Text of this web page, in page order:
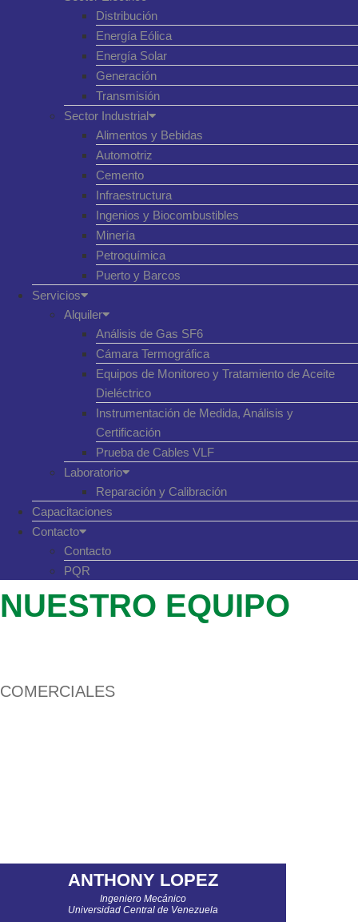
Distribución
Energía Eólica
Energía Solar
Generación
Transmisión
Sector Industrial
Alimentos y Bebidas
Automotriz
Cemento
Infraestructura
Ingenios y Biocombustibles
Minería
Petroquímica
Puerto y Barcos
Servicios
Alquiler
Análisis de Gas SF6
Cámara Termográfica
Equipos de Monitoreo y Tratamiento de Aceite
Dieléctrico
Instrumentación de Medida, Análisis y
Certificación
Prueba de Cables VLF
Laboratorio
Reparación y Calibración
Capacitaciones
Contacto
Contacto
PQR
NUESTRO EQUIPO
COMERCIALES
ANTHONY LOPEZ
Ingeniero Mecánico
Universidad Central de Venezuela